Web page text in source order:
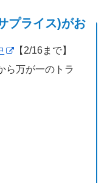
プライス)がお
【2/16まで】
ら万が一のトラ